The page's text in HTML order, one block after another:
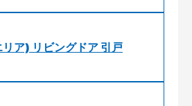
ア) リビングドア 引戸